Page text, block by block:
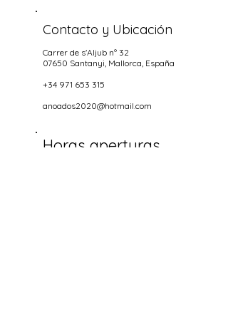
Contacto y Ubicación
Carrer de s'Aljub nº 32
07650 Santanyi, Mallorca, España
+34 971 653 315
anoados2020@hotmail.com
Horas aperturas